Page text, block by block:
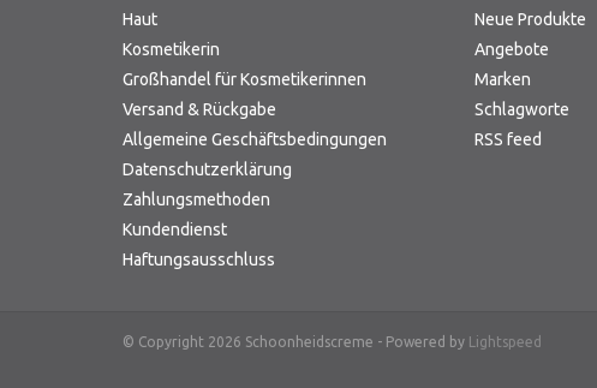
Haut
Kosmetikerin
Großhandel für Kosmetikerinnen
Versand & Rückgabe
Allgemeine Geschäftsbedingungen
Datenschutzerklärung
Zahlungsmethoden
Kundendienst
Haftungsausschluss
Neue Produkte
Angebote
Marken
Schlagworte
RSS feed
© Copyright 2026 Schoonheidscreme - Powered by Lightspeed